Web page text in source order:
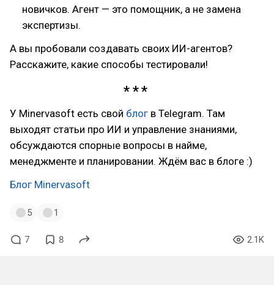
новичков. Агент — это помощник, а не замена
экспертизы.
А вы пробовали создавать своих ИИ-агентов?
Расскажите, какие способы тестировали!
У Minervasoft есть свой блог в Telegram. Там
выходят статьи про ИИ и управление знаниями,
обсуждаются спорные вопросы в найме,
менеджменте и планировании. Ждём вас в блоге :)
Блог Minervasoft
5 1
7 8 2.1K